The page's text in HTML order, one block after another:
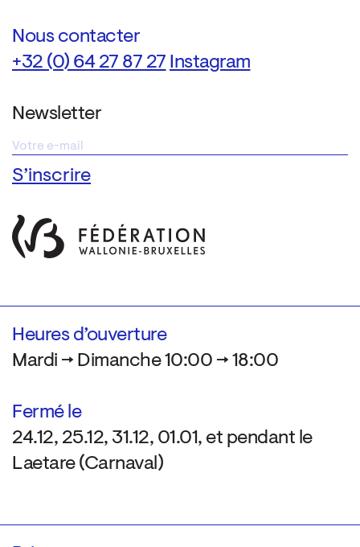
Nous contacter
+32 (0) 64 27 87 27 Instagram
Newsletter
Heures d’ouverture
Mardi → Dimanche 10:00 → 18:00
Fermé le
24.12, 25.12, 31.12, 01.01, et pendant le
Laetare (Carnaval)